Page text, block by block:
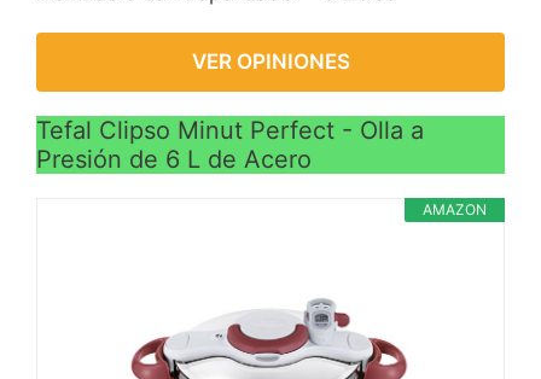
VER OPINIONES
Tefal Clipso Minut Perfect - Olla a
Presión de 6 L de Acero
AMAZON